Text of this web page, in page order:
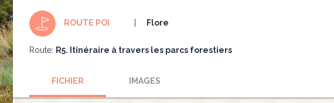
ROUTE POI Flore
Route: R5. Itinéraire à travers les parcs forestiers
FICHIER IMAGES